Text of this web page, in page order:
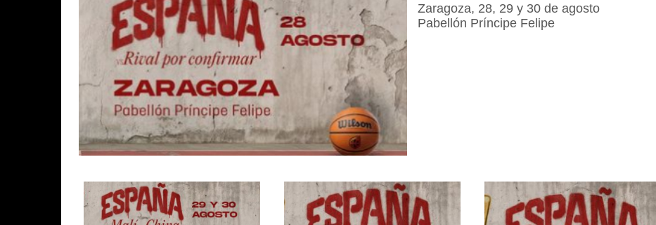
Zaragoza, 28, 29 y 30 de agosto
Pabellón Príncipe Felipe